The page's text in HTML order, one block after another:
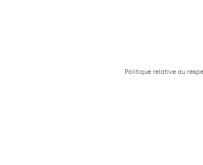
Politique relative au